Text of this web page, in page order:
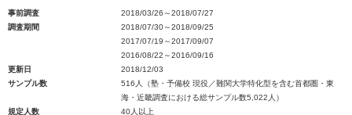
事前調査
2018/03/26～2018/07/27
調査期間
2018/07/30～2018/09/25
2017/07/19～2017/09/07
2016/08/22～2016/09/16
更新日
2018/12/03
サンプル数
516人（塾・予備校 現役／難関大学特化型を含む首都圏・東
海・近畿調査における総サンプル数5,022人）
規定人数
40人以上